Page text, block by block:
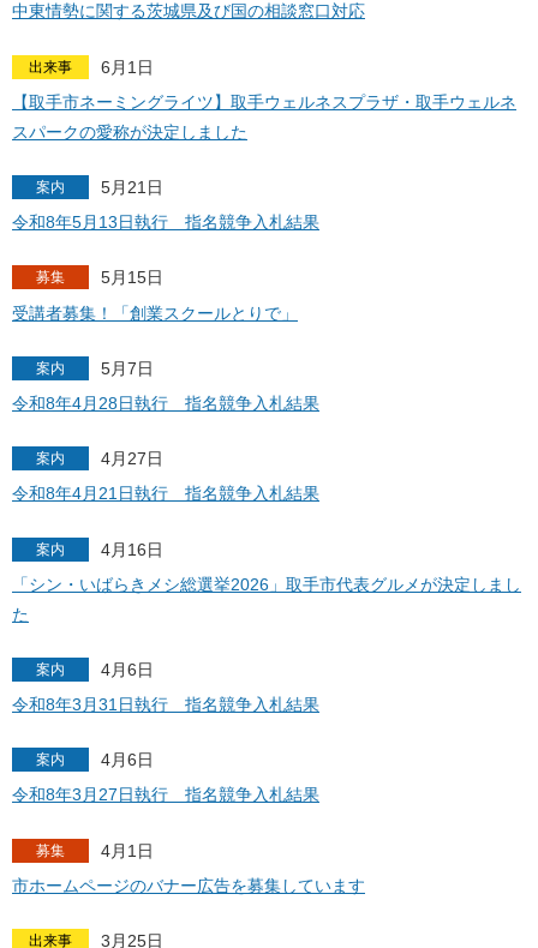
中東情勢に関する茨城県及び国の相談窓口対応
出来事
6月1日
【取手市ネーミングライツ】取手ウェルネスプラザ・取手ウェルネ
スパークの愛称が決定しました
案内
5月21日
令和8年5月13日執行 指名競争入札結果
募集
5月15日
受講者募集！「創業スクールとりで」
案内
5月7日
令和8年4月28日執行 指名競争入札結果
案内
4月27日
令和8年4月21日執行 指名競争入札結果
案内
4月16日
「シン・いばらきメシ総選挙2026」取手市代表グルメが決定しまし
た
案内
4月6日
令和8年3月31日執行 指名競争入札結果
案内
4月6日
令和8年3月27日執行 指名競争入札結果
募集
4月1日
市ホームページのバナー広告を募集しています
出来事 3月25日